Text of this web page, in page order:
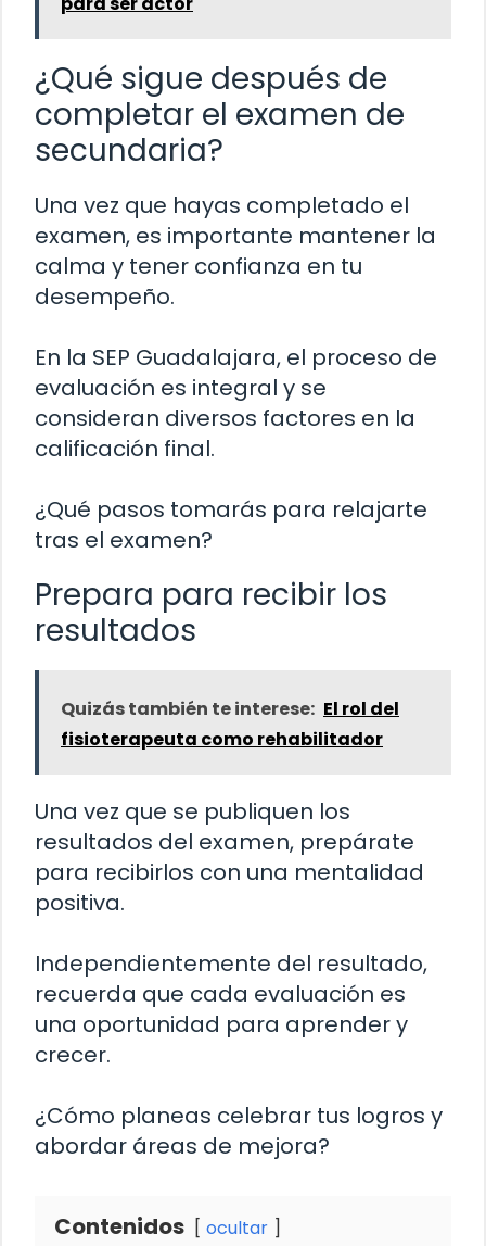
¿Qué sigue después de
completar el examen de
secundaria?
Una vez que hayas completado el
examen, es importante mantener la
calma y tener confianza en tu
desempeño.
En la SEP Guadalajara, el proceso de
evaluación es integral y se
consideran diversos factores en la
calificación final.
¿Qué pasos tomarás para relajarte
tras el examen?
Prepara para recibir los
resultados
Quizás también te interese: El rol del
fisioterapeuta como rehabilitador
Una vez que se publiquen los
resultados del examen, prepárate
para recibirlos con una mentalidad
positiva.
Independientemente del resultado,
recuerda que cada evaluación es
una oportunidad para aprender y
crecer.
¿Cómo planeas celebrar tus logros y
abordar áreas de mejora?
Contenidos ocultar